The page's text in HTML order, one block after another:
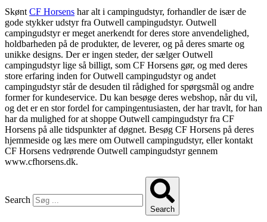
Skønt CF Horsens har alt i campingudstyr, forhandler de især de
gode stykker udstyr fra Outwell campingudstyr. Outwell
campingudstyr er meget anerkendt for deres store anvendelighed,
holdbarheden på de produkter, de leverer, og på deres smarte og
unikke designs. Der er ingen steder, der sælger Outwell
campingudstyr lige så billigt, som CF Horsens gør, og med deres
store erfaring inden for Outwell campingudstyr og andet
campingudstyr står de desuden til rådighed for spørgsmål og andre
former for kundeservice. Du kan besøge deres webshop, når du vil,
og det er en stor fordel for campingentusiasten, der har travlt, for han
har da mulighed for at shoppe Outwell campingudstyr fra CF
Horsens på alle tidspunkter af døgnet. Besøg CF Horsens på deres
hjemmeside og læs mere om Outwell campingudstyr, eller kontakt
CF Horsens vedrørende Outwell campingudstyr gennem
www.cfhorsens.dk.
Search
Search